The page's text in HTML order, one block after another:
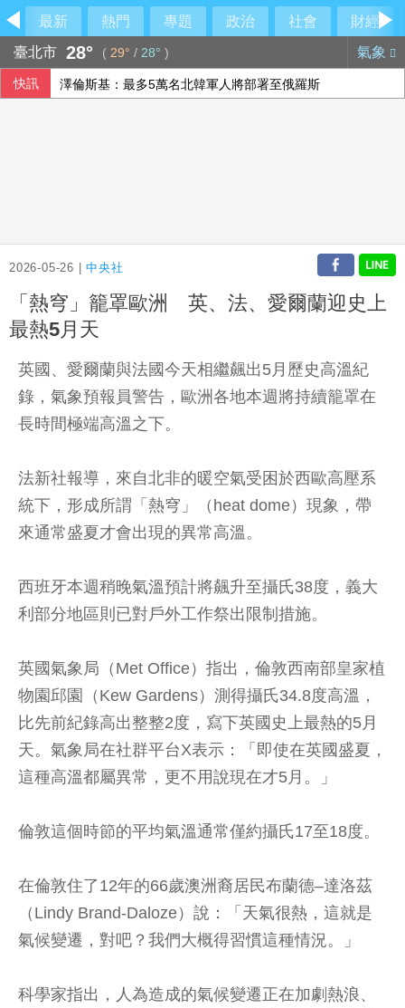
最新 熱門 專題 政治 社會
財經
臺北市 28° ( 29° / 28° ) 氣象
快訊 澤倫斯基：最多5萬名北韓軍人將部署至俄羅斯
2026-05-26 |中央社
「熱穹」籠罩歐洲 英、法、愛爾蘭迎史上
最熱5月天
英國、愛爾蘭與法國今天相繼飆出5月歷史高溫紀
錄，氣象預報員警告，歐洲各地本週將持續籠罩在
長時間極端高溫之下。
法新社報導，來自北非的暖空氣受困於西歐高壓系
統下，形成所謂「熱穹」（heat dome）現象，帶
來通常盛夏才會出現的異常高溫。
西班牙本週稍晚氣溫預計將飆升至攝氏38度，義大
利部分地區則已對戶外工作祭出限制措施。
英國氣象局（Met Office）指出，倫敦西南部皇家植
物園邱園（Kew Gardens）測得攝氏34.8度高溫，
比先前紀錄高出整整2度，寫下英國史上最熱的5月
天。氣象局在社群平台X表示：「即使在英國盛夏，
這種高溫都屬異常，更不用說現在才5月。」
倫敦這個時節的平均氣溫通常僅約攝氏17至18度。
在倫敦住了12年的66歲澳洲裔居民布蘭德–達洛茲
（Lindy Brand-Daloze）說：「天氣很熱，這就是
氣候變遷，對吧？我們大概得習慣這種情況。」
科學家指出，人為造成的氣候變遷正在加劇熱浪、